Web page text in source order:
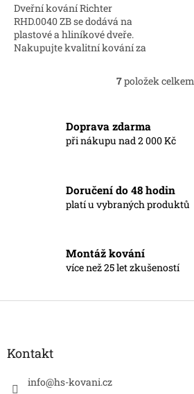
Dveřní kování Richter
RHD.0040 ZB se dodává na
plastové a hliníkové dveře.
Nakupujte kvalitní kování za
O
d
p
r
ý
i
7položek celkem
Doprava zdarma
při nákupu nad 2 000 Kč
Doručení do 48 hodin
platí u vybraných produktů
Montáž kování
více než 25 let zkušeností
Z
Kontakt
info@hs-kovani.cz